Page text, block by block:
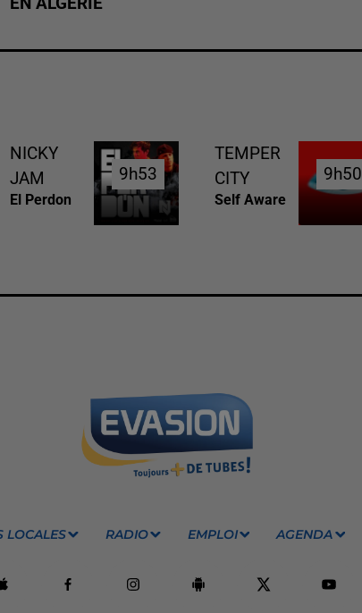
NICKY
JAM
El Perdon
9h53
9h53
TEMPER
CITY
Self Aware
9h50
9h50
LOCALES RADIO EMPLOI AGENDA